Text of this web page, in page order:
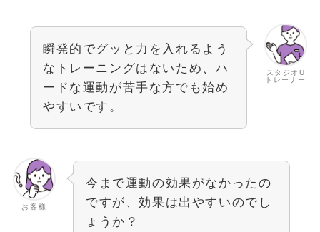
スタジオU
トレーナー
瞬発的でグッと力を入れるよう
なトレーニングはないため、ハ
ードな運動が苦手な方でも始め
やすいです。
お客様
今まで運動の効果がなかったの
ですが、効果は出やすいのでし
ょうか？